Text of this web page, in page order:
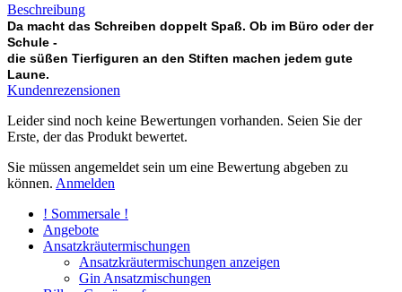
Beschreibung
Da macht das Schreiben doppelt Spaß. Ob im Büro oder der
Schule -
die süßen Tierfiguren an den Stiften machen jedem gute
Laune.
Kundenrezensionen
Leider sind noch keine Bewertungen vorhanden. Seien Sie der
Erste, der das Produkt bewertet.
Sie müssen angemeldet sein um eine Bewertung abgeben zu
können. Anmelden
! Sommersale !
Angebote
Ansatzkräutermischungen
Ansatzkräutermischungen anzeigen
Gin Ansatzmischungen